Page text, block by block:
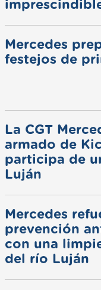
Mercedes
festejos de
La CGT
armado de
participa de
Luján
Mercedes
prevención
con una
del río Luján